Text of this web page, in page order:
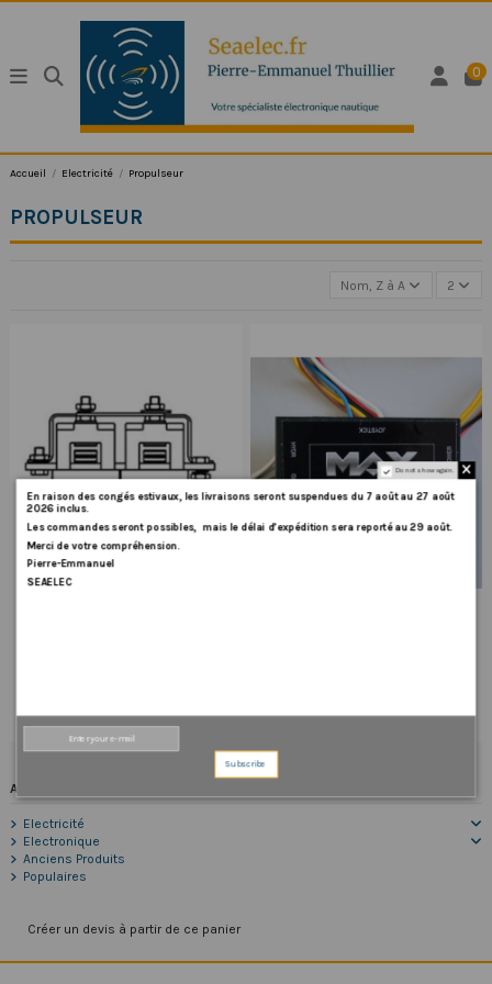
0
Accueil Electricité Propulseur
PROPULSEUR
Nom, Z à A 2
Ajouter au panier Ajouter au panier
Accueil
Electricité
Electronique
Anciens Produits
Populaires
Créer un devis à partir de ce panier
Do not show again.
En raison des congés estivaux, les livraisons seront suspendues du 7 août au 27 août
2026 inclus.
Les commandes seront possibles, mais le délai d’expédition sera reporté au 29 août.
Merci de votre compréhension.
Pierre-Emmanuel
SEAELEC
Subscribe